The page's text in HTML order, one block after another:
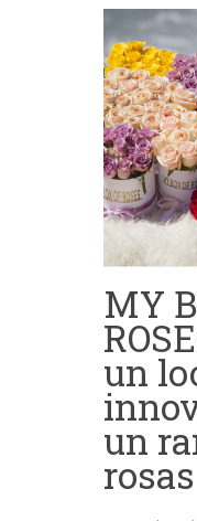
MY
un
un
rosas